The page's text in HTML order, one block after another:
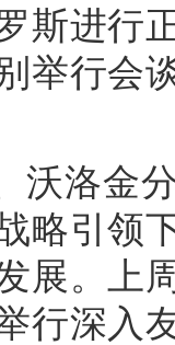
斯进行
举行会
沃洛金
略引领
展。上
行深入